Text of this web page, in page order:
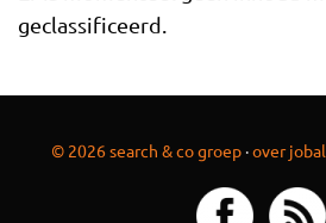
geclassificeerd.
© 2026 search & co groep ·over